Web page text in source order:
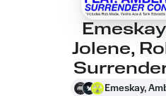
Jolene,